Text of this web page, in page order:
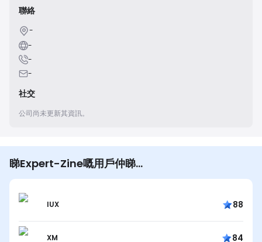
聯絡
-
-
-
-
社交
公司尚未更新其資訊。
睇Expert-Zine嘅用戶仲睇…
IUX 88
XM 84